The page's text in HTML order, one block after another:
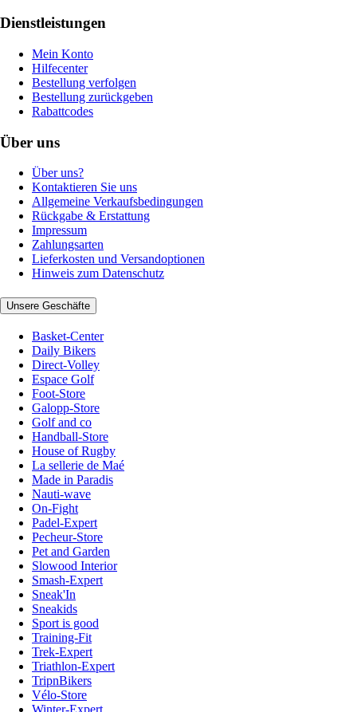
Dienstleistungen
Mein Konto
Hilfecenter
Bestellung verfolgen
Bestellung zurückgeben
Rabattcodes
Über uns
Über uns?
Kontaktieren Sie uns
Allgemeine Verkaufsbedingungen
Rückgabe & Erstattung
Impressum
Zahlungsarten
Lieferkosten und Versandoptionen
Hinweis zum Datenschutz
Unsere Geschäfte
Basket-Center
Daily Bikers
Direct-Volley
Espace Golf
Foot-Store
Galopp-Store
Golf and co
Handball-Store
House of Rugby
La sellerie de Maé
Made in Paradis
Nauti-wave
On-Fight
Padel-Expert
Pecheur-Store
Pet and Garden
Slowood Interior
Smash-Expert
Sneak'In
Sneakids
Sport is good
Training-Fit
Trek-Expert
Triathlon-Expert
TripnBikers
Vélo-Store
Winter-Expert